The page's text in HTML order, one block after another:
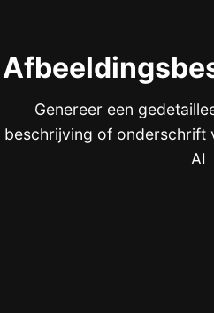
Genereer een
beschrijving of onderschrift
AI